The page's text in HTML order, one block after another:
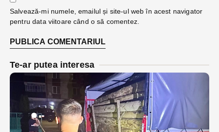
Salvează-mi numele, emailul și site-ul web în acest navigator
pentru data viitoare când o să comentez.
Te-ar putea interesa